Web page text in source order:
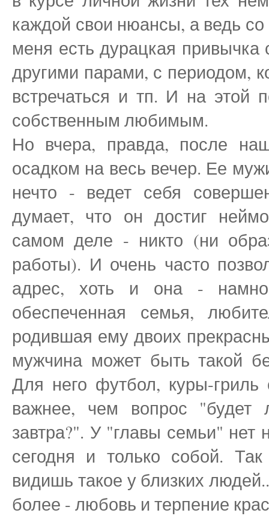
каждой свои нюансы, а ведь
меня есть дурацкая привычка
другими парами, с периодом,
встречаться и тп. И на этой
собственным любимым.
Но вчера, правда, после
осадком на весь вечер. Ее
нечто - ведет себя
думает, что он достиг
самом деле - никто (ни
работы). И очень часто
адрес, хоть и она -
обеспеченная семья,
родившая ему двоих
мужчина может быть такой
Для него футбол, куры-
важнее, чем вопрос "будет
завтра?". У "главы семьи" нет
сегодня и только собой.
видишь такое у близких
более - любовь и терпение